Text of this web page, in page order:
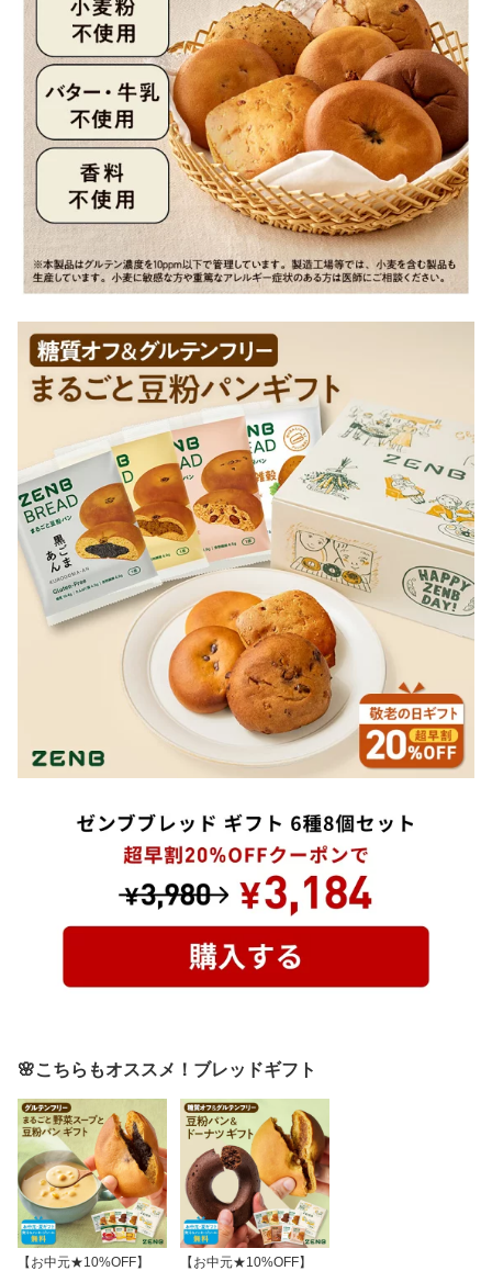
🌸こちらもオススメ！ブレッドギフト
【お中元★10%OFF】
【お中元★10%OFF】